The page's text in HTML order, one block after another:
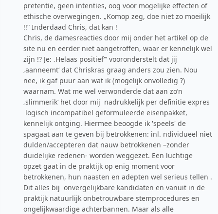
pretentie, geen intenties, oog voor mogelijke effecten of
ethische overwegingen. „Komop zeg, doe niet zo moeilijk
!!“ Inderdaad Chris, dat kan !
Chris, de damesreacties door mij onder het artikel op de
site nu en eerder niet aangetroffen, waar er kennelijk wel
zijn !? Je: ‚Helaas positief‘“ vooronderstelt dat jij
‚aanneemt‘ dat Chriskras graag anders zou zien. Nou
nee, ik gaf puur aan wat ik (mogelijk onvolledig ?)
waarnam. Wat me wel verwonderde dat aan zo’n
‚slimmerik‘ het door mij nadrukkelijk per definitie expres
logisch incompatibel geformuleerde eisenpakket,
kennelijk ontging. Hiermee beoogde ik 'speels' de
spagaat aan te geven bij betrokkenen: inl. ndividueel niet
dulden/accepteren dat nauw betrokkenen –zonder
duidelijke redenen- worden weggezet. Een luchtige
opzet gaat in de praktijk op enig moment voor
betrokkenen, hun naasten en adepten wel serieus tellen .
Dit alles bij onvergelijkbare kandidaten en vanuit in de
praktijk natuurlijk onbetrouwbare stemprocedures en
ongelijkwaardige achterbannen. Maar als alle